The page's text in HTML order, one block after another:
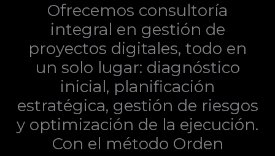
Ofrecemos consultoría
integral en gestión de
proyectos digitales, todo en
un solo lugar: diagnóstico
inicial, planificación
estratégica, gestión de riesgos
y optimización de la ejecución.
Con el método Orden